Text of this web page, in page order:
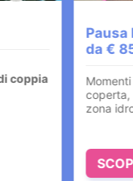
Pausa
Momenti di relax con
coperta, vasche
zona idromassaggio
SCOPRI HOTEL